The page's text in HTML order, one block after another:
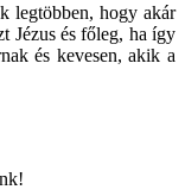
legtöbben, hogy akár
Jézus és főleg, ha így
és kevesen, akik a